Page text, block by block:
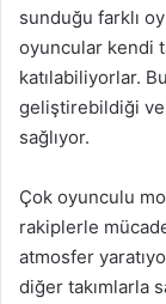
sunduğu farklı
oyuncular kendi
katılabiliyorlar.
geliştirebildiği
sağlıyor.
Çok oyunculu
rakiplerle
atmosfer
diğer takımlarla